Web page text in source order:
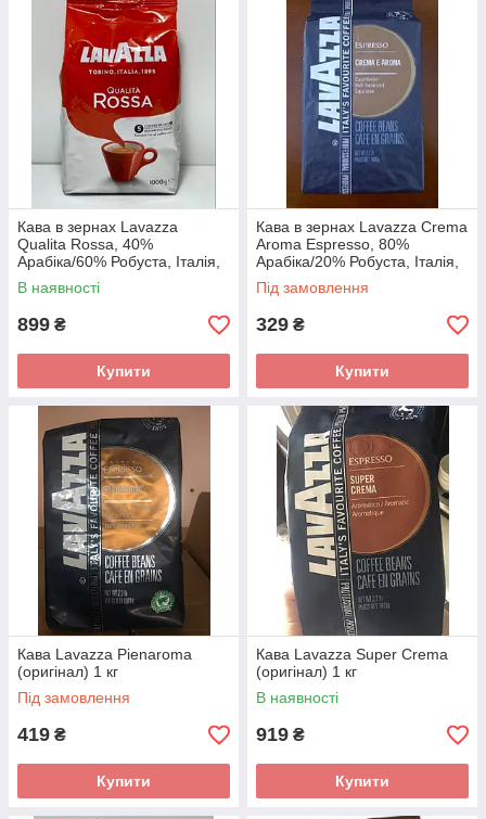
Кава в зернах Lavazza
Qualita Rossa, 40%
Арабіка/60% Робуста, Італія,
1 кг
В наявності
899 ₴
Купити
Кава в зернах Lavazza Crema
Aroma Espresso, 80%
Арабіка/20% Робуста, Італія,
1 кг
Під замовлення
329 ₴
Купити
Кава Lavazza Pienaroma
(оригінал) 1 кг
Під замовлення
419 ₴
Купити
Кава Lavazza Super Crema
(оригінал) 1 кг
В наявності
919 ₴
Купити